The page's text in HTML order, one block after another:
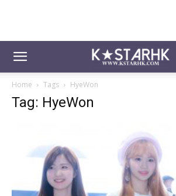
Home Tags HyeWon
Tag: HyeWon